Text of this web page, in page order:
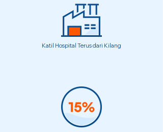
Katil Hospital Terus dari Kilang